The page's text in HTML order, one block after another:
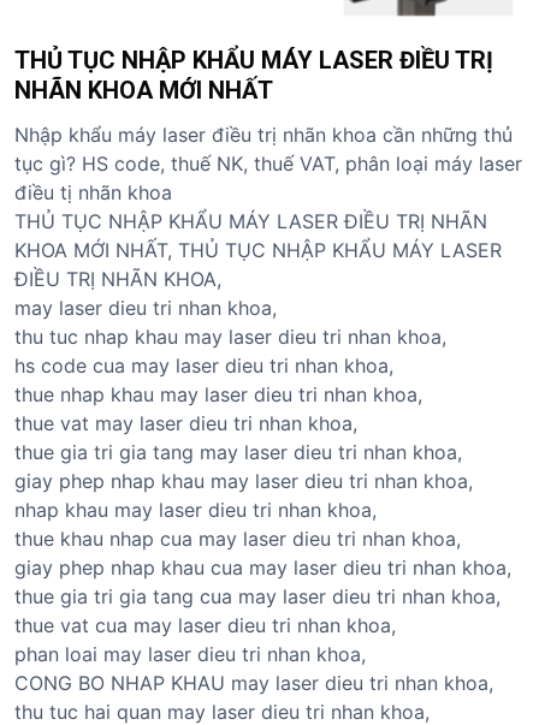
THỦ TỤC NHẬP KHẨU MÁY LASER ĐIỀU TRỊ
NHÃN KHOA MỚI NHẤT
Nhập khẩu máy laser điều trị nhãn khoa cần những thủ
tục gì? HS code, thuế NK, thuế VAT, phân loại máy laser
điều tị nhãn khoa
THỦ TỤC NHẬP KHẨU MÁY LASER ĐIỀU TRỊ NHÃN
KHOA MỚI NHẤT, THỦ TỤC NHẬP KHẨU MÁY LASER
ĐIỀU TRỊ NHÃN KHOA,
may laser dieu tri nhan khoa,
thu tuc nhap khau may laser dieu tri nhan khoa,
hs code cua may laser dieu tri nhan khoa,
thue nhap khau may laser dieu tri nhan khoa,
thue vat may laser dieu tri nhan khoa,
thue gia tri gia tang may laser dieu tri nhan khoa,
giay phep nhap khau may laser dieu tri nhan khoa,
nhap khau may laser dieu tri nhan khoa,
thue khau nhap cua may laser dieu tri nhan khoa,
giay phep nhap khau cua may laser dieu tri nhan khoa,
thue gia tri gia tang cua may laser dieu tri nhan khoa,
thue vat cua may laser dieu tri nhan khoa,
phan loai may laser dieu tri nhan khoa,
CONG BO NHAP KHAU may laser dieu tri nhan khoa,
thu tuc hai quan may laser dieu tri nhan khoa,